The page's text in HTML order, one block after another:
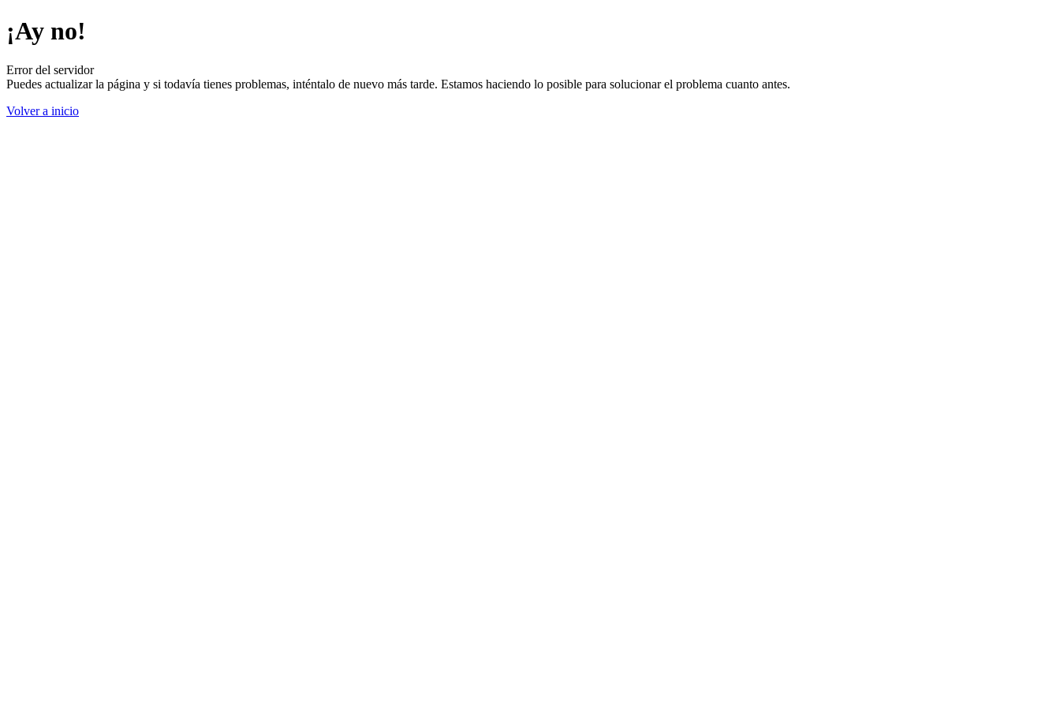
¡Ay no!
Error del servidor
Puedes actualizar la página y si todavía tienes problemas, inténtalo de nuevo más tarde. Estamos haciendo lo posible para solucionar el problema cuanto antes.
Volver a inicio